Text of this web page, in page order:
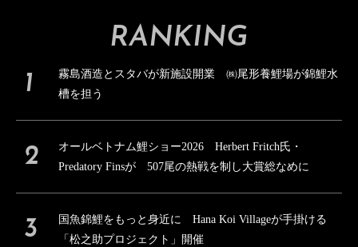
RANKING
霧島酒造とスタバが新施設開業 ㈱尾形養鯉場が錦鯉水
槽を担う
オールベトナム鯉ショー2026 Herbert Fritch氏・
Predatory Finsが 507尾の熱戦を制し大賞総なめに
国魚錦鯉をもっと身近に Hana Koi Villageが手掛ける
「松之助プロジェクト」開催